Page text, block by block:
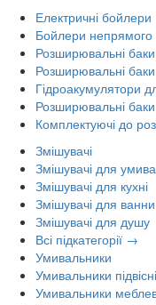
Електричні бойлери
Бойлери непрямого
Розширювальні
Розширювальні
Гідроакумулятори
Розширювальні
Комплектуючі до
Змішувачі
Змішувачі для
Змішувачі для кухні
Змішувачі для ванни
Змішувачі для душу
Всі підкатегорії →
Умивальники
Умивальники підвісні
Умивальники